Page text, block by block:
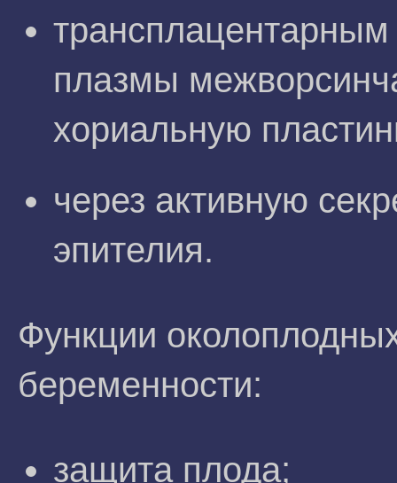
плазмы
хориальную
через активную
эпителия.
Функции
беременности:
защита плода;